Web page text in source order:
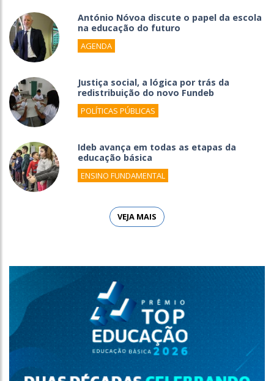
António Nóvoa discute o papel da escola
na educação do futuro
AGENDA
Justiça social, a lógica por trás da
redistribuição do novo Fundeb
POLÍTICAS PÚBLICAS
Ideb avança em todas as etapas da
educação básica
ENSINO FUNDAMENTAL
VEJA MAIS